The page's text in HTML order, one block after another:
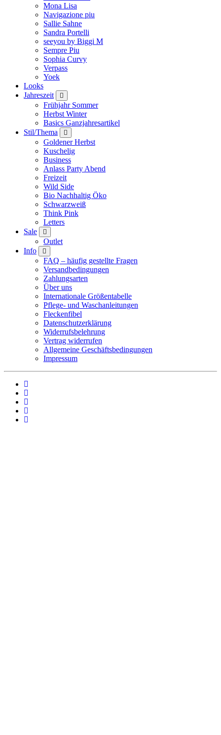
Mona Lisa
Navigazione piu
Sallie Sahne
Sandra Portelli
seeyou by Biggi M
Sempre Piu
Sophia Curvy
Verpass
Yoek
Looks
Jahreszeit
Frühjahr Sommer
Herbst Winter
Basics Ganzjahresartikel
Stil/Thema
Goldener Herbst
Kuschelig
Business
Anlass Party Abend
Freizeit
Wild Side
Bio Nachhaltig Öko
Schwarzweiß
Think Pink
Letters
Sale
Outlet
Info
FAQ – häufig gestellte Fragen
Versandbedingungen
Zahlungsarten
Über uns
Internationale Größentabelle
Pflege- und Waschanleitungen
Fleckenfibel
Datenschutzerklärung
Widerrufsbelehrung
Vertrag widerrufen
Allgemeine Geschäftsbedingungen
Impressum